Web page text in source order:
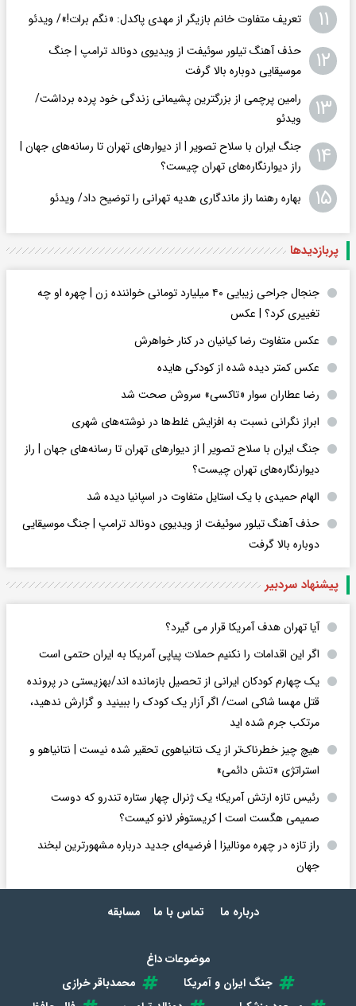
۱۱ تعریف متفاوت خانم بازیگر از مهدی پاکدل: «نگم برات!»/ ویدئو
۱۲
حذف آهنگ تیلور سوئیفت از ویدیوی دونالد ترامپ | جنگ
موسیقایی دوباره بالا گرفت
۱۳
رامین پرچمی از بزرگترین پشیمانی زندگی خود پرده برداشت/
ویدئو
۱۴
جنگ ایران با سلاح تصویر | از دیوارهای تهران تا رسانه‌های جهان |
راز دیوارنگاره‌های تهران چیست؟
۱۵ بهاره رهنما راز ماندگاری هدیه تهرانی را توضیح داد/ ویدئو
پربازدید‌ها
جنجال جراحی زیبایی ۴۰ میلیارد تومانی خواننده زن | چهره او چه
تغییری کرد؟ | عکس
عکس متفاوت رضا کیانیان در کنار خواهرش
عکس کمتر دیده شده از کودکی هایده
رضا عطاران سوار «تاکسی» سروش صحت شد
ابراز نگرانی نسبت به افزایش غلط‌ها در نوشته‌های شهری
جنگ ایران با سلاح تصویر | از دیوارهای تهران تا رسانه‌های جهان | راز
دیوارنگاره‌های تهران چیست؟
الهام حمیدی با یک استایل متفاوت در اسپانیا دیده شد
حذف آهنگ تیلور سوئیفت از ویدیوی دونالد ترامپ | جنگ موسیقایی
دوباره بالا گرفت
پیشنهاد سردبیر
آیا تهران هدف آمریکا قرار می گیرد؟
اگر این اقدامات را نکنیم حملات پیاپی آمریکا به ایران حتمی است
یک چهارم کودکان ایرانی از تحصیل بازمانده اند/بهزیستی در پرونده
قتل مهسا شاکی است/ اگر آزار یک کودک را ببینید و گزارش ندهید،
مرتکب جرم شده اید
هیچ چیز خطرناک‌تر از یک نتانیاهوی تحقیر شده نیست | نتانیاهو و
استراتژی «تنش دائمی»
رئیس تازه ارتش آمریکا؛ یک ژنرال چهار ستاره تندرو که دوست
صمیمی هگست است | کریستوفر لانو کیست؟
راز تازه در چهره مونالیزا | فرضیه‌ای جدید درباره مشهورترین لبخند
جهان
درباره ما تماس با ما مسابقه
موضوعات داغ
جنگ ایران و آمریکا
محمدباقر خرازی